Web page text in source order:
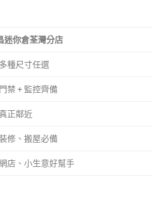
迷你倉荃灣分店
多種尺寸任選
門禁 + 監控齊備
正鄰近
修、搬屋必備
店、小生意好幫手